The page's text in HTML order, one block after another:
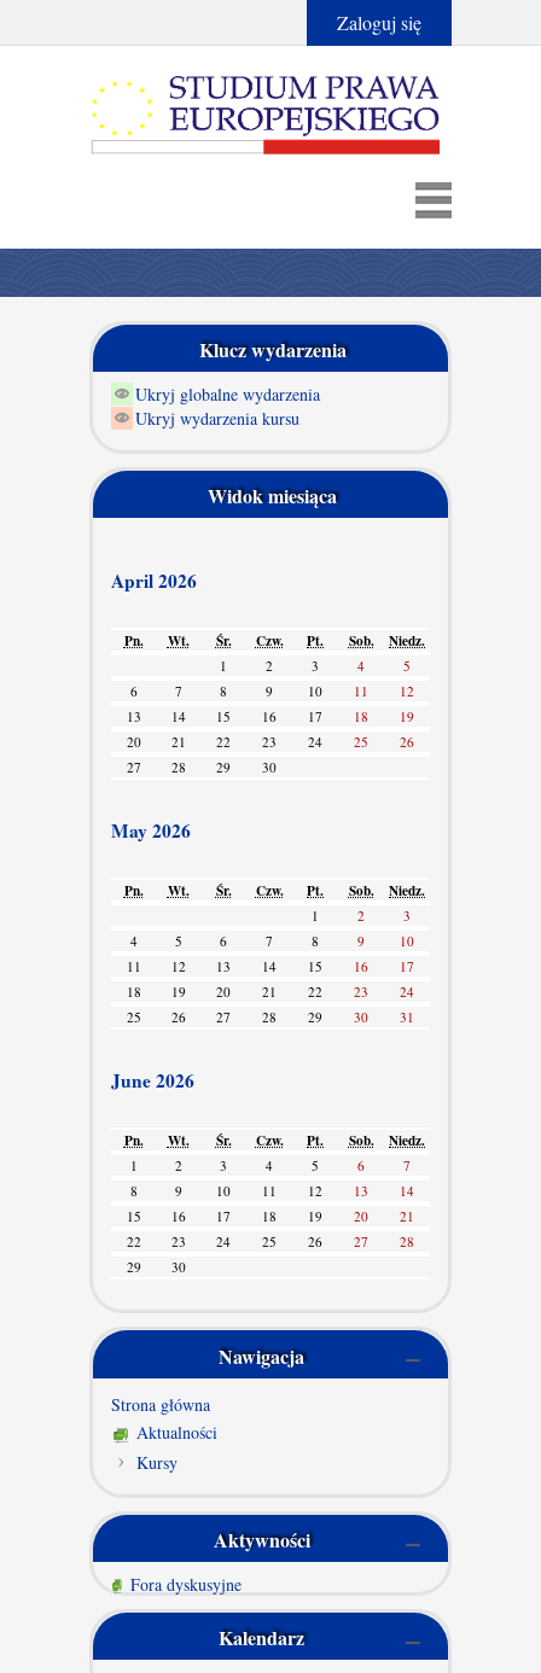
Zaloguj się
Klucz wydarzenia
Ukryj globalne wydarzenia
Ukryj wydarzenia kursu
Widok miesiąca
April 2026
Pn. Wt. Śr. Czw. Pt. Sob. Niedz.
1 2 3 4
5
6
7 8 9 10 11
12
13
14 15 16 17 18
19
20
21 22 23 24 25
26
27
28 29 30
May 2026
Pn. Wt. Śr. Czw. Pt. Sob. Niedz.
1 2
3
4
5 6 7 8 9
10
11
12 13 14 15 16
17
18
19 20 21 22 23
24
25
26 27 28 29 30 31
June 2026
Pn. Wt. Śr. Czw. Pt. Sob. Niedz.
1 2 3 4 5 6
7
8
9 10 11 12 13
14
15
16 17 18 19 20
21
22
23 24 25 26 27
28
29
30
Nawigacja
Strona główna
Aktualności
Kursy
Aktywności
Fora dyskusyjne
Kalendarz